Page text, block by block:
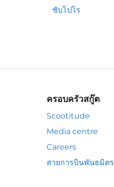
ซับโปโร
ครอบครัวสกู๊ต
Scootitude
Media centre
Careers
สายการบินพันธมิตร